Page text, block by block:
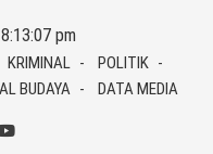
pm
KRIMINAL
POLITIK
BUDAYA DATA MEDIA